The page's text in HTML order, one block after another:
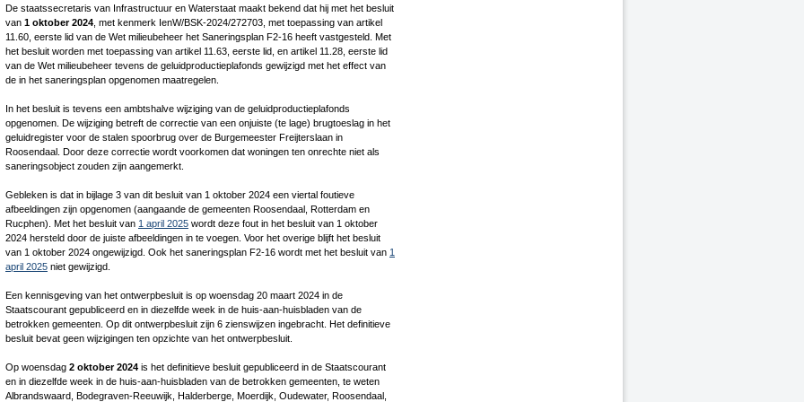
De staatssecretaris van Infrastructuur en Waterstaat maakt bekend dat hij met het besluit
van 1 oktober 2024 , met kenmerk IenW/BSK-2024/272703, met toepassing van artikel
11.60, eerste lid van de Wet milieubeheer het Saneringsplan F2-16 heeft vastgesteld. Met
het besluit worden met toepassing van artikel 11.63, eerste lid, en artikel 11.28, eerste lid
van de Wet milieubeheer tevens de geluidproductieplafonds gewijzigd met het effect van
de in het saneringsplan opgenomen maatregelen.
In het besluit is tevens een ambtshalve wijziging van de geluidproductieplafonds
opgenomen. De wijziging betreft de correctie van een onjuiste (te lage) brugtoeslag in het
geluidregister voor de stalen spoorbrug over de Burgemeester Freijterslaan in
Roosendaal. Door deze correctie wordt voorkomen dat woningen ten onrechte niet als
saneringsobject zouden zijn aangemerkt.
Gebleken is dat in bijlage 3 van dit besluit van 1 oktober 2024 een viertal foutieve
afbeeldingen zijn opgenomen (aangaande de gemeenten Roosendaal, Rotterdam en
Rucphen). Met het besluit van 1 april 2025 wordt deze fout in het besluit van 1 oktober
2024 hersteld door de juiste afbeeldingen in te voegen. Voor het overige blijft het besluit
van 1 oktober 2024 ongewijzigd. Ook het saneringsplan F2-16 wordt met het besluit van 1
april 2025 niet gewijzigd.
Een kennisgeving van het ontwerpbesluit is op woensdag 20 maart 2024 in de
Staatscourant gepubliceerd en in diezelfde week in de huis-aan-huisbladen van de
betrokken gemeenten. Op dit ontwerpbesluit zijn 6 zienswijzen ingebracht. Het definitieve
besluit bevat geen wijzigingen ten opzichte van het ontwerpbesluit.
Op woensdag 2 oktober 2024 is het definitieve besluit gepubliceerd in de Staatscourant
en in diezelfde week in de huis-aan-huisbladen van de betrokken gemeenten, te weten
Albrandswaard, Bodegraven-Reeuwijk, Halderberge, Moerdijk, Oudewater, Roosendaal,